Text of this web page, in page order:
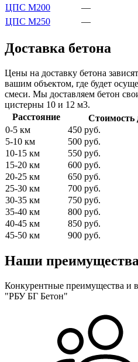
ЦПС М200
—
ЦПС М250
—
Доставка бетона
Цены на доставку бетона
вашим объектом, где будет
смеси. Мы доставляем бетон
цистерны 10 и 12 м3.
Расстояние
Стоимость
0-5 км
450 руб.
5-10 км
500 руб.
10-15 км
550 руб.
15-20 км
600 руб.
20-25 км
650 руб.
25-30 км
700 руб.
30-35 км
750 руб.
35-40 км
800 руб.
40-45 км
850 руб.
45-50 км
900 руб.
Наши преимущества
Конкурентные преимущества и
"РБУ БГ Бетон"